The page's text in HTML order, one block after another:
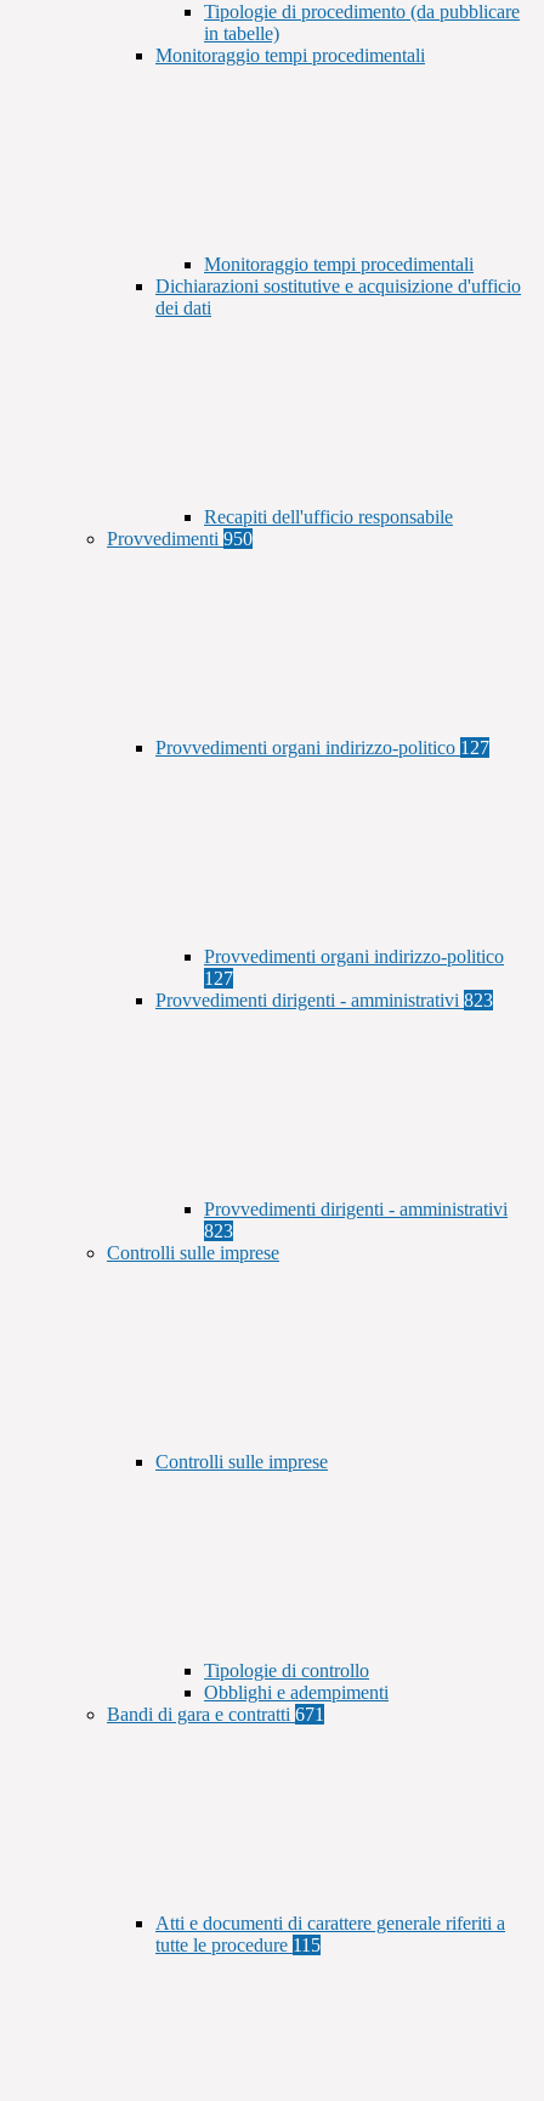
Tipologie di procedimento (da pubblicare
in tabelle)
Monitoraggio tempi procedimentali
Monitoraggio tempi procedimentali
Dichiarazioni sostitutive e acquisizione d'ufficio
dei dati
Recapiti dell'ufficio responsabile
Provvedimenti 950
Provvedimenti organi indirizzo-politico 127
Provvedimenti organi indirizzo-politico
127
Provvedimenti dirigenti - amministrativi 823
Provvedimenti dirigenti - amministrativi
823
Controlli sulle imprese
Controlli sulle imprese
Tipologie di controllo
Obblighi e adempimenti
Bandi di gara e contratti 671
Atti e documenti di carattere generale riferiti a
tutte le procedure 115